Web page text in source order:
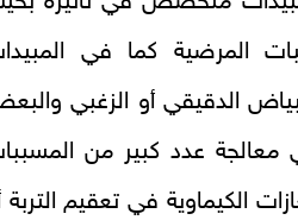
المرضية كما في
الدقيقي أو الزغبي
عدد كبير من
الكيماوية في تعقيم التربة